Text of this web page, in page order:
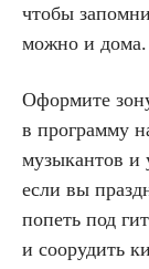
чтобы
можно и дома.
Оформите
в программу
музыкантов и
если вы
попеть под
и соорудить